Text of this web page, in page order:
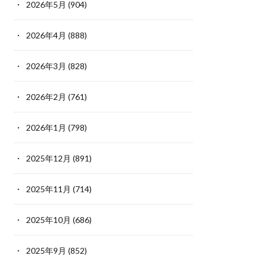
2026年5月 (904)
2026年4月 (888)
2026年3月 (828)
2026年2月 (761)
2026年1月 (798)
2025年12月 (891)
2025年11月 (714)
2025年10月 (686)
2025年9月 (852)